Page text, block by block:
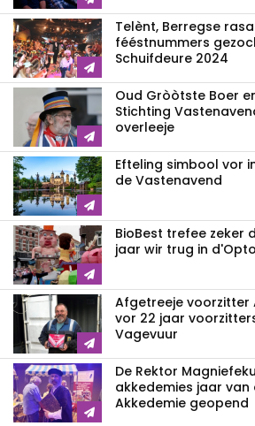
Telènt, Berregse
fééstnummers
Schuifdeure 2024
Oud Gròòtste Boer
Stichting
overleeje
Efteling simbool vor
de Vastenavend
BioBest trefee zeker
jaar wir trug in
Afgetreeje voorzitter
vor 22 jaar
Vagevuur
De Rektor
akkedemies jaar
Akkedemie geopend